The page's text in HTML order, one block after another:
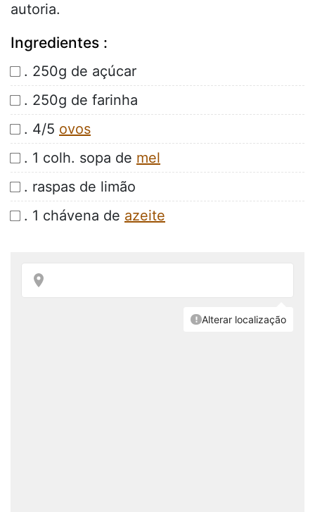
autoria.
Ingredientes :
. 250g de açúcar
. 250g de farinha
. 4/5 ovos
. 1 colh. sopa de mel
. raspas de limão
. 1 chávena de azeite